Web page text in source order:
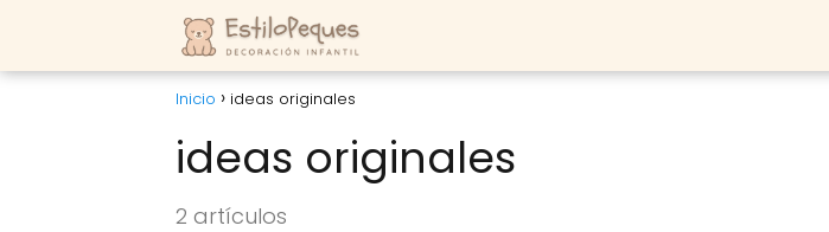
Inicio ideas originales
ideas originales
2 artículos